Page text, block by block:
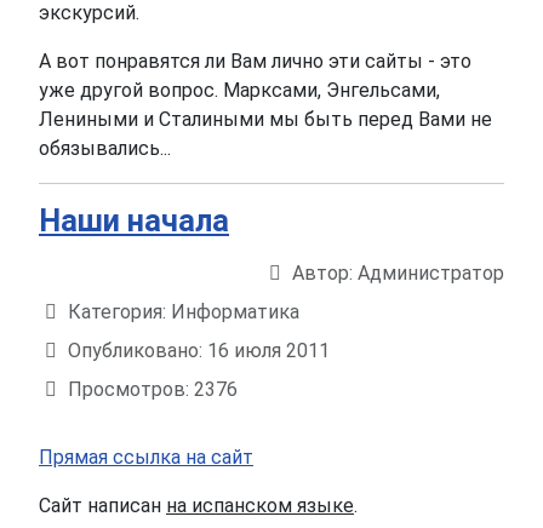
экскурсий.
А вот понравятся ли Вам лично эти сайты - это
уже другой вопрос. Марксами, Энгельсами,
Лениными и Сталиными мы быть перед Вами не
обязывались...
Наши начала
Автор: Администратор
Категория: Информатика
Опубликовано: 16 июля 2011
Просмотров: 2376
Прямая ссылка на сайт
Сайт написан на испанском языке.